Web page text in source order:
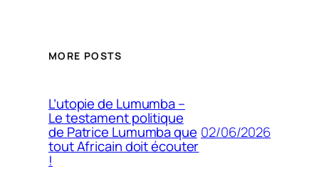
MORE POSTS
L’utopie de Lumumba –
Le testament politique
de Patrice Lumumba que
tout Africain doit écouter
!
02/06/2026